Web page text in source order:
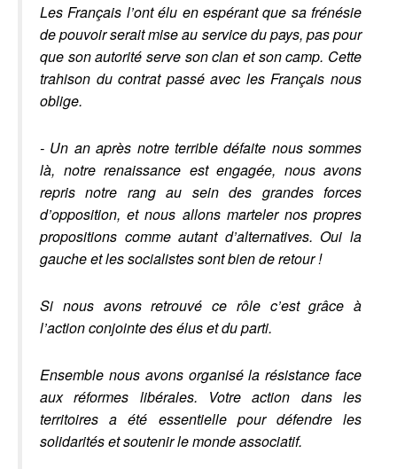
Les Français l’ont élu en espérant que sa frénésie
de pouvoir serait mise au service du pays, pas pour
que son autorité serve son clan et son camp. Cette
trahison du contrat passé avec les Français nous
oblige.
- Un an après notre terrible défaite nous sommes
là, notre renaissance est engagée, nous avons
repris notre rang au sein des grandes forces
d’opposition, et nous allons marteler nos propres
propositions comme autant d’alternatives. Oui la
gauche et les socialistes sont bien de retour !
Si nous avons retrouvé ce rôle c’est grâce à
l’action conjointe des élus et du parti.
Ensemble nous avons organisé la résistance face
aux réformes libérales. Votre action dans les
territoires a été essentiellepour défendre les
solidarités et soutenir le monde associatif.